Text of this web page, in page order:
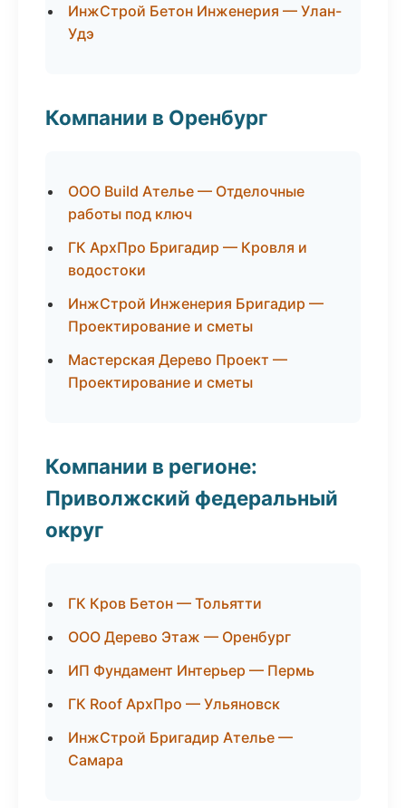
ИнжСтрой Бетон Инженерия — Улан-
Удэ
Компании в Оренбург
ООО Build Ателье — Отделочные
работы под ключ
ГК АрхПро Бригадир — Кровля и
водостоки
ИнжСтрой Инженерия Бригадир —
Проектирование и сметы
Мастерская Дерево Проект —
Проектирование и сметы
Компании в регионе:
Приволжский федеральный
округ
ГК Кров Бетон — Тольятти
ООО Дерево Этаж — Оренбург
ИП Фундамент Интерьер — Пермь
ГК Roof АрхПро — Ульяновск
ИнжСтрой Бригадир Ателье —
Самара